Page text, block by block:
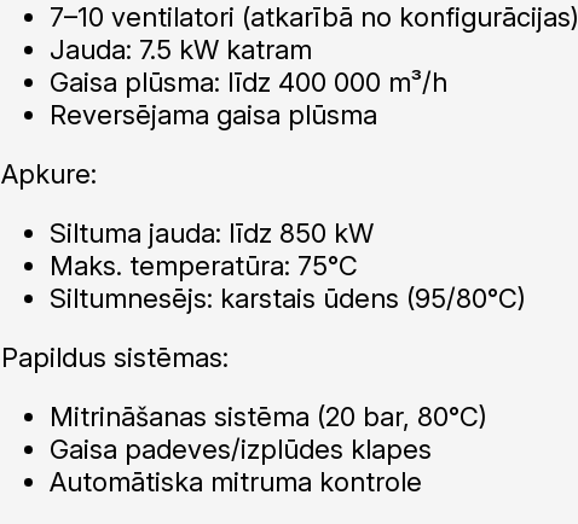
7–10 ventilatori (atkarībā no konfigurācijas)
Jauda: 7.5 kW katram
Gaisa plūsma: līdz 400 000 m³/h
Reversējama gaisa plūsma
Apkure:
Siltuma jauda: līdz 850 kW
Maks. temperatūra: 75°C
Siltumnesējs: karstais ūdens (95/80°C)
Papildus sistēmas:
Mitrināšanas sistēma (20 bar, 80°C)
Gaisa padeves/izplūdes klapes
Automātiska mitruma kontrole